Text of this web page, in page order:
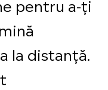
la distanță.